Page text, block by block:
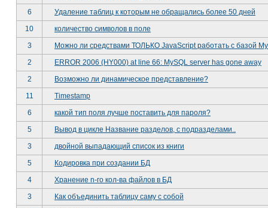
6
Удаление таблиц к которым не обращались более 50 дней
10
количество символов в поле
3
Можно ли средствами ТОЛЬКО JavaScript работать с базой
2
ERROR 2006 (HY000) at line 66: MySQL server has gone away
2
Возможно ли динамическое представление?
11
Timestamp
6
какой тип поля лучше поставить для пароля?
5
Вывод в цикле Название разделов, с подразделами..
3
двойной выпадающий список из книги
5
Кодировка при создании БД
4
Хранение n-го кол-ва файлов в БД
3
Как объединить таблицу саму с собой